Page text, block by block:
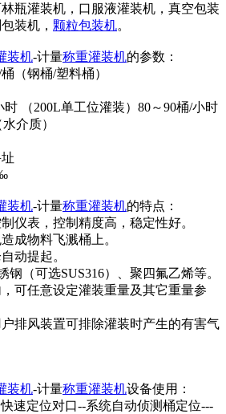
瓶灌装机，口服液灌装机，真空包装
装机， 颗粒包装机。
装机-计量称重灌装机的参数：
（钢桶/塑料桶）
（200L单工位灌装）80～90桶/小时
介质）
装机-计量称重灌装机的特点：
仪表，控制精度高，稳定性好。
成物料飞溅桶上。
动提起。
钢（可选SUS316）、聚四氟乙烯等。
可任意设定灌装重量及其它重量参
排风装置可排除灌装时产生的有害气
装机-计量称重灌装机设备使用：
速定位对口--系统自动侦测桶定位---